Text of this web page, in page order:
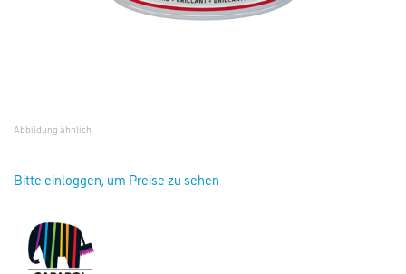
Abbildung ähnlich
Bitte einloggen, um Preise zu sehen